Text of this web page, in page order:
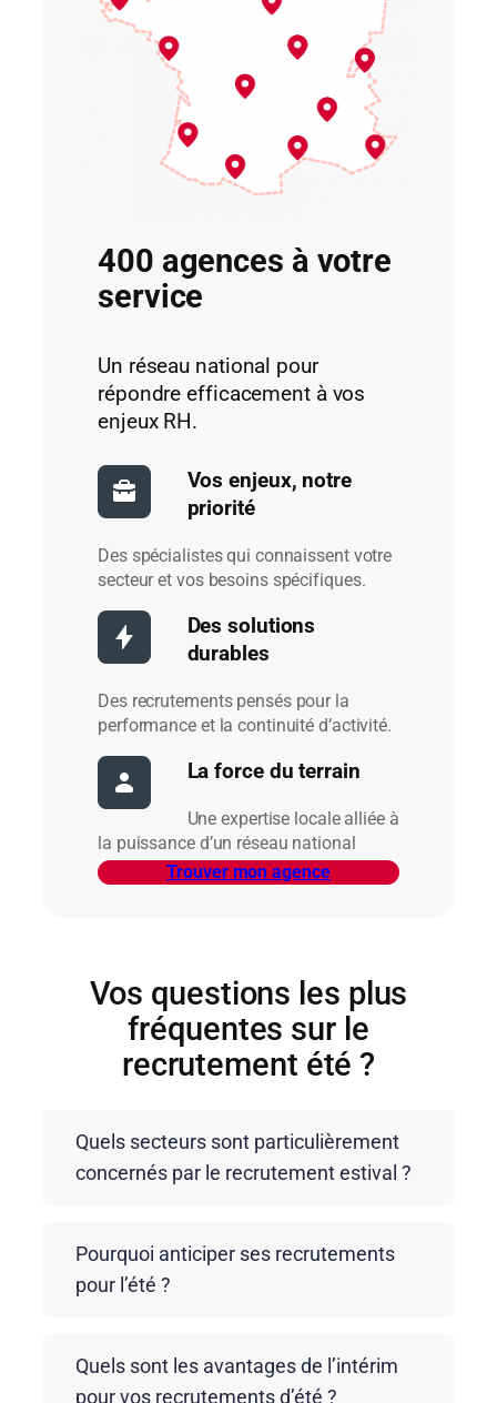
400 agences à votre
service
Un réseau national pour
répondre efficacement à vos
enjeux RH.
Vos enjeux, notre
priorité
Des spécialistes qui connaissent votre
secteur et vos besoins spécifiques.
Des solutions
durables
Des recrutements pensés pour la
performance et la continuité d’activité.
La force du terrain
Une expertise locale alliée à
la puissance d’un réseau national
Trouver mon agence
Vos questions les plus
fréquentes sur le
recrutement été ?
Quels secteurs sont particulièrement
concernés par le recrutement estival ?
secteurs comme le retail, la logistique,
l’agroalimentaire, l’industrie, le tourisme et les
pendant l’été, nécessitant des renforts rapides et
Pourquoi anticiper ses recrutements
pour l’été ?
les compétences nécessaires avant la période de
Quels sont les avantages de l’intérim
pour vos recrutements d’été ?